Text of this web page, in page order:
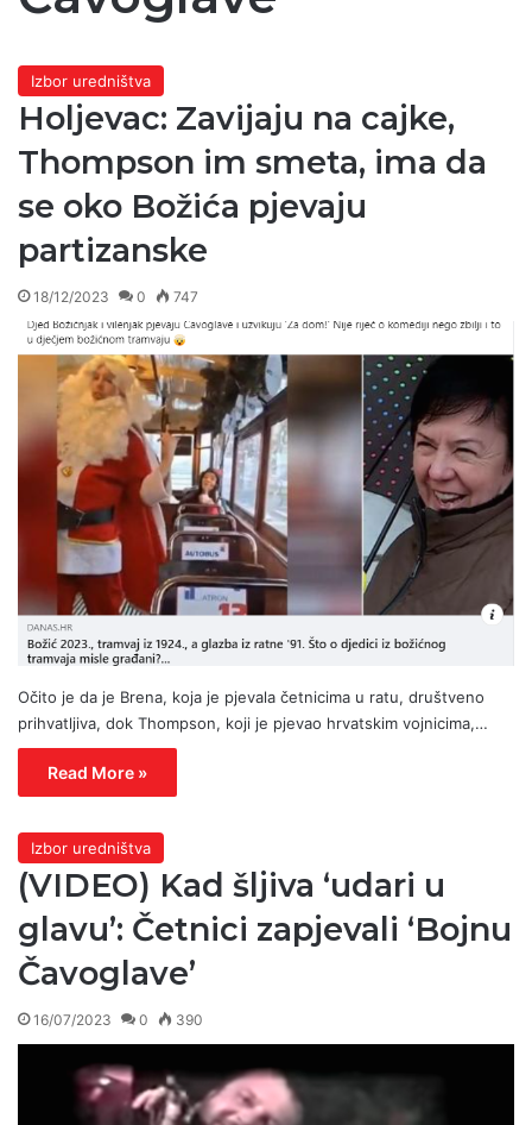
Izbor uredništva
Holjevac: Zavijaju na cajke,
Thompson im smeta, ima da
se oko Božića pjevaju
partizanske
18/12/2023 0 747
Očito je da je Brena, koja je pjevala četnicima u ratu, društveno
prihvatljiva, dok Thompson, koji je pjevao hrvatskim vojnicima,…
Read More »
Izbor uredništva
(VIDEO) Kad šljiva ‘udari u
glavu’: Četnici zapjevali ‘Bojnu
Čavoglave’
16/07/2023 0 390